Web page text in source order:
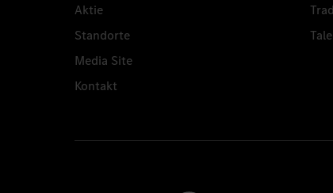
Aktie
Standorte
Media Site
Kontakt